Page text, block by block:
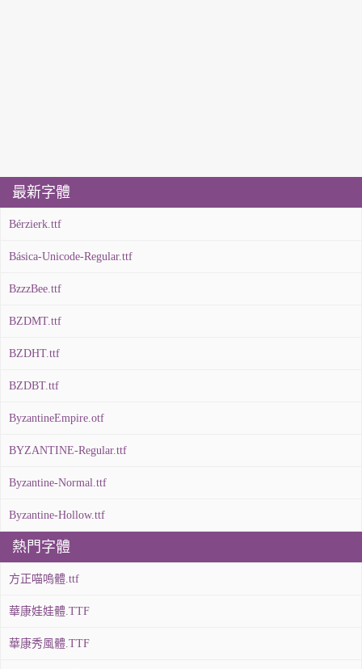
最新字體
Bérzierk.ttf
Básica-Unicode-Regular.ttf
BzzzBee.ttf
BZDMT.ttf
BZDHT.ttf
BZDBT.ttf
ByzantineEmpire.otf
BYZANTINE-Regular.ttf
Byzantine-Normal.ttf
Byzantine-Hollow.ttf
熱門字體
方正喵嗚體.ttf
華康娃娃體.TTF
華康秀風體.TTF